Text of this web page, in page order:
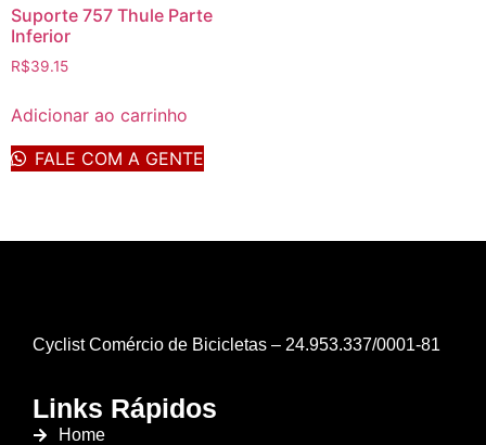
Suporte 757 Thule Parte
Inferior
R$39.15
Adicionar ao carrinho
FALE COM A GENTE
Cyclist Comércio de Bicicletas – 24.953.337/0001-81
Links Rápidos
Home